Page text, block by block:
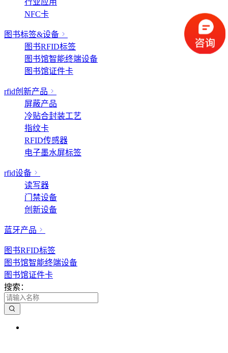
NFC卡
图书标签&设备
图书RFID标签
图书馆智能终端设备
图书馆证件卡
rfid创新产品
屏蔽产品
冷贴合封装工艺
指纹卡
RFID传感器
电子墨水屏标签
rfid设备
读写器
门禁设备
创新设备
蓝牙产品
图书RFID标签
图书馆智能终端设备
图书馆证件卡
搜索：